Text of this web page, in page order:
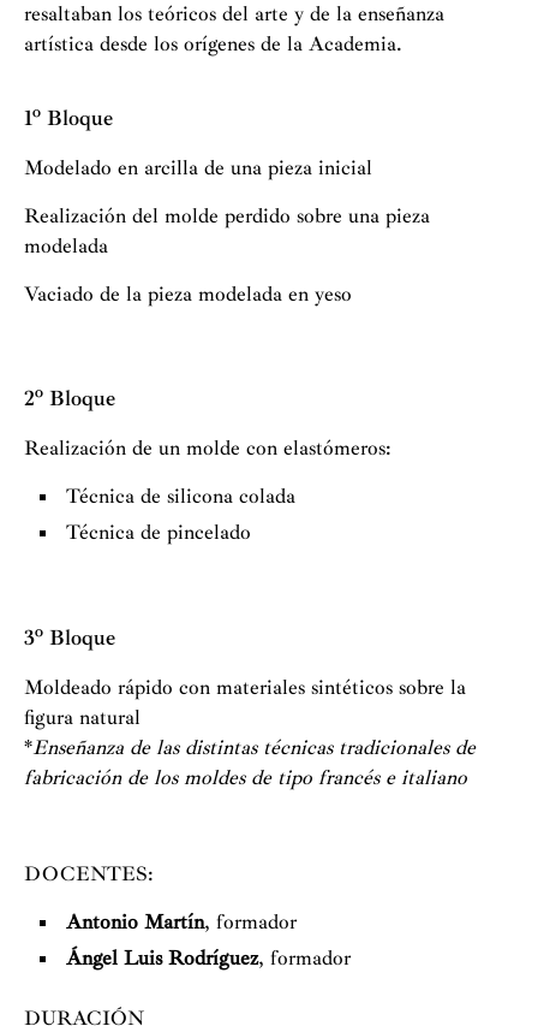
resaltaban los teóricos del arte y de la enseñanza
artística desde los orígenes de la Academia.
1º Bloque
Modelado en arcilla de una pieza inicial
Realización del molde perdido sobre una pieza
modelada
Vaciado de la pieza modelada en yeso
2º Bloque
Realización de un molde con elastómeros:
Técnica de silicona colada
Técnica de pincelado
3º Bloque
Moldeado rápido con materiales sintéticos sobre la
figura natural
*Enseñanza de las distintas técnicas tradicionales de
fabricación de los moldes de tipo francés e italiano
DOCENTES:
Antonio Martín, formador
Ángel Luis Rodríguez, formador
DURACIÓN